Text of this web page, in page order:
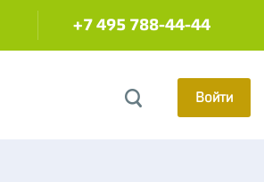
+7 495 788-44-44
Войти